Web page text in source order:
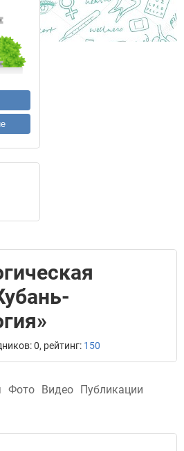
0, рейтинг: 150
Фото Видео Публикации